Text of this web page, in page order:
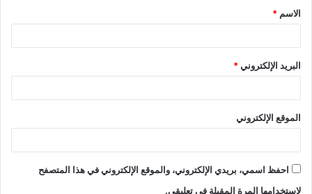
الاسم *
البريد الإلكتروني*
الموقع الإلكتروني
احفظ اسمي، بريدي الإلكتروني، والموقع الإلكتروني في هذا المتصفح
لاستخدامها المرة المقبلة في تعليقي.